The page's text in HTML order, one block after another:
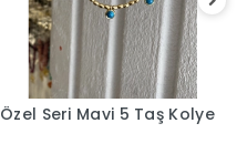
Sepete Ekle
Özel Seri Mavi 5 Taş Kolye